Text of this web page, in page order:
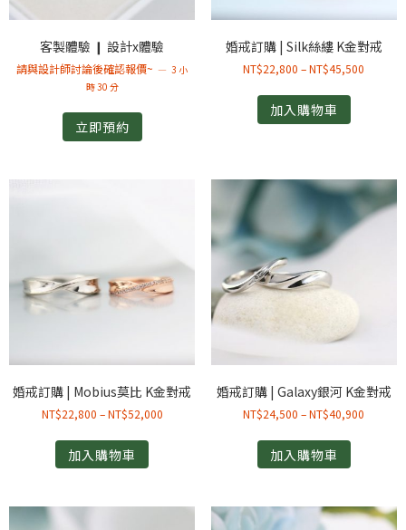
客製體驗 ❙ 設計x體驗
請與設計師討論後確認報價~
3 小
時 30 分
立即預約
婚戒訂購 | Silk絲縷 K金對戒
NT$22,800 –NT$45,500
加入購物車
婚戒訂購 | Mobius莫比 K金對戒
NT$22,800 –NT$52,000
加入購物車
婚戒訂購 | Galaxy銀河 K金對戒
NT$24,500 –NT$40,900
加入購物車